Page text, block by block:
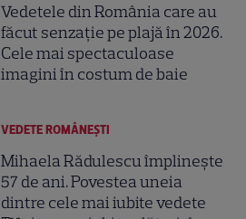
Vedetele din România care au
făcut senzație pe plajă în 2026.
Cele mai spectaculoase
imagini în costum de baie
VEDETE ROMÂNEŞTI
Mihaela Rădulescu împlinește
57 de ani. Povestea uneia
dintre cele mai iubite vedete